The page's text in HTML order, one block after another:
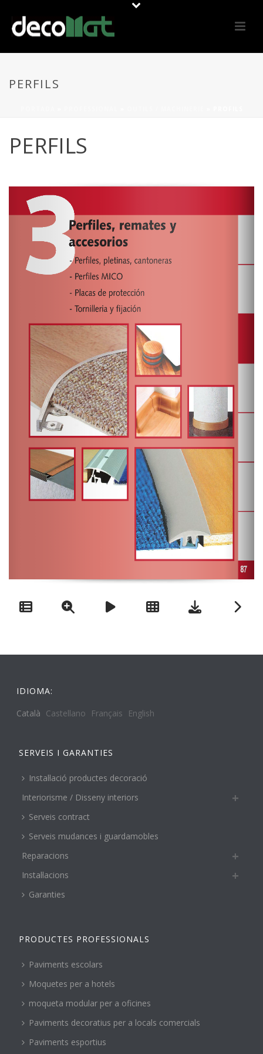
PERFILS
PERFILS
IDIOMA:
Català Castellano Français English
SERVEIS I GARANTIES
Instal·lació productes decoració
Interiorisme / Disseny interiors
Serveis contract
Serveis mudances i guardamobles
Reparacions
Instal·lacions
Garanties
PRODUCTES PROFESSIONALS
Paviments escolars
Moquetes per a hotels
moqueta modular per a oficines
Paviments decoratius per a locals comercials
Paviments esportius